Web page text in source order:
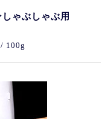
ゃぶしゃぶ用
/ 100g